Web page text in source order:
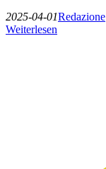
2025-04-01Redazione
Weiterlesen